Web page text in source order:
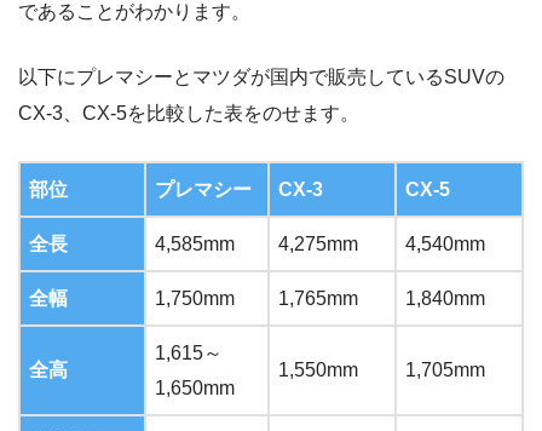
であることがわかります。
以下にプレマシーとマツダが国内で販売しているSUVの
CX-3、CX-5を比較した表をのせます。
部位 プレマシー CX-3 CX-5
全長 4,585mm 4,275mm 4,540mm
全幅 1,750mm 1,765mm 1,840mm
全高
1,615～
1,650mm
1,550mm 1,705mm